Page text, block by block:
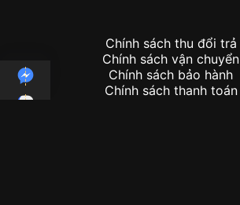
Chính sách thu đổi trả
Chính sách vận chuyển
Chính sách bảo hành
Chính sách thanh toán